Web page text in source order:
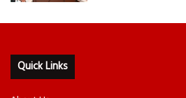
Quick Links